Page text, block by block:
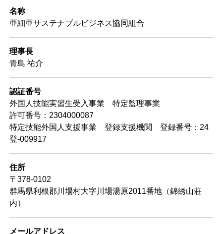
名称
亜細亜サステナブルビジネス協同組合
理事長
青島 祐介
認証番号
外国人技能実習生受入事業 特定監理事業
許可番号：2304000087
特定技能外国人支援事業 登録支援機関 登録番号：24
登-009917
住所
〒378-0102
群馬県利根郡川場村大字川場湯原2011番地（錦綉山荘
内）
メールアドレス